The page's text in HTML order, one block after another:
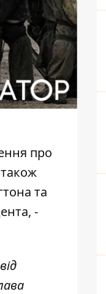
про
та
-